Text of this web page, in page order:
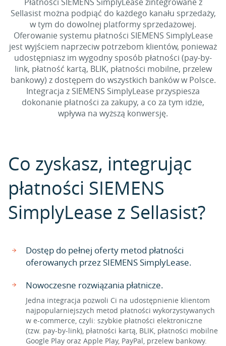
Sellasist można podpiąć do każdego kanału sprzedaży,
w tym do dowolnej platformy sprzedażowej.
Oferowanie systemu płatności SIEMENS SimplyLease
jest wyjściem naprzeciw potrzebom klientów, ponieważ
udostępniasz im wygodny sposób płatności (pay-by-
link, płatność kartą, BLIK, płatności mobilne, przelew
bankowy) z dostępem do wszystkich banków w Polsce.
Integracja z SIEMENS SimplyLease przyspiesza
dokonanie płatności za zakupy, a co za tym idzie,
wpływa na wyższą konwersję.
Co zyskasz, integrując
płatności SIEMENS
SimplyLease z Sellasist?
Dostęp do pełnej oferty metod płatności
oferowanych przez SIEMENS SimplyLease.
Nowoczesne rozwiązania płatnicze.
Jedna integracja pozwoli Ci na udostępnienie klientom
najpopularniejszych metod płatności wykorzystywanych
w e-commerce, czyli: szybkie płatności elektroniczne
(tzw. pay-by-link), płatności kartą, BLIK, płatności mobilne
Google Play oraz Apple Play, PayPal, przelew bankowy.